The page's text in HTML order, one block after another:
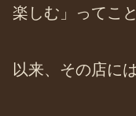
楽しむ」ってこ
以来、その店に